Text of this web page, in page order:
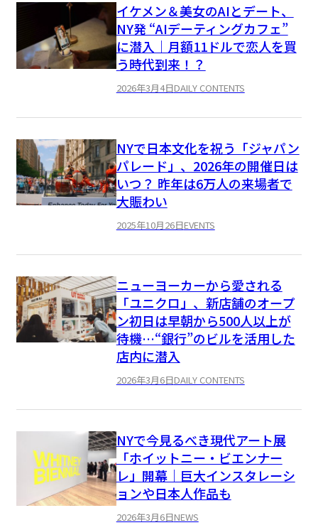
イケメン＆美女のAIとデート、
NY発 “AIデーティングカフェ”
に潜入｜月額11ドルで恋人を買
う時代到来！？
2026年3月4日DAILY CONTENTS
NYで日本文化を祝う「ジャパン
パレード」、2026年の開催日は
いつ？ 昨年は6万人の来場者で
大賑わい
2025年10月26日EVENTS
ニューヨーカーから愛される
「ユニクロ」、新店舗のオープ
ン初日は早朝から500人以上が
待機…“銀行”のビルを活用した
店内に潜入
2026年3月6日DAILY CONTENTS
NYで今見るべき現代アート展
「ホイットニー・ビエンナー
レ」開幕｜巨大インスタレーシ
ョンや日本人作品も
2026年3月6日NEWS